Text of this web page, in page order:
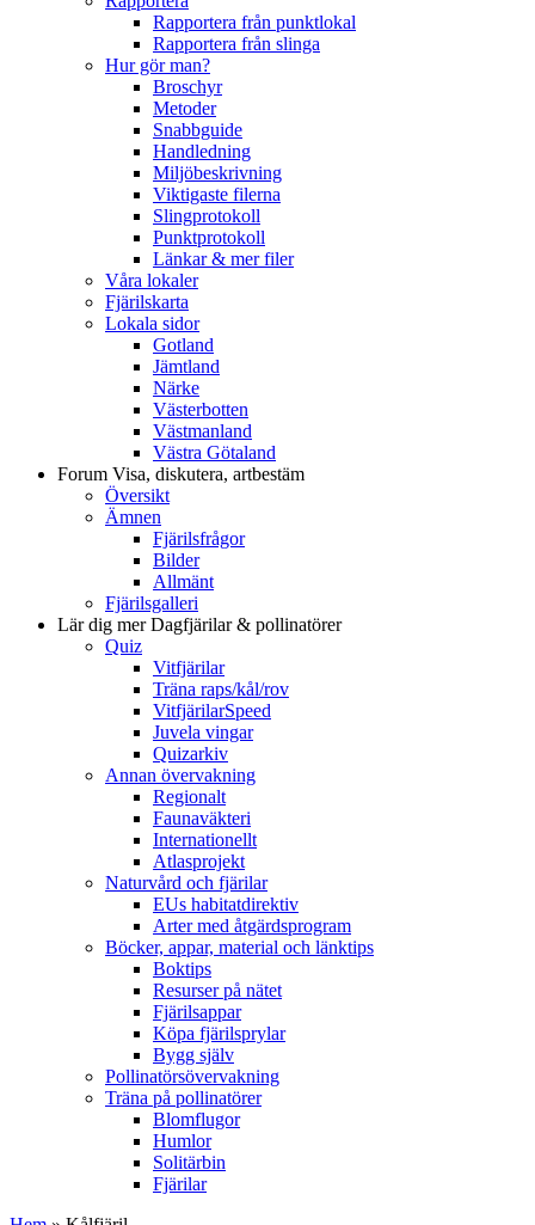
Rapportera från punktlokal
Rapportera från slinga
Hur gör man?
Broschyr
Metoder
Snabbguide
Handledning
Miljöbeskrivning
Viktigaste filerna
Slingprotokoll
Punktprotokoll
Länkar & mer filer
Våra lokaler
Fjärilskarta
Lokala sidor
Gotland
Jämtland
Närke
Västerbotten
Västmanland
Västra Götaland
Forum Visa, diskutera, artbestäm
Översikt
Ämnen
Fjärilsfrågor
Bilder
Allmänt
Fjärilsgalleri
Lär dig merDagfjärilar & pollinatörer
Quiz
Vitfjärilar
Träna raps/kål/rov
VitfjärilarSpeed
Juvela vingar
Quizarkiv
Annan övervakning
Regionalt
Faunaväkteri
Internationellt
Atlasprojekt
Naturvård och fjärilar
EUs habitatdirektiv
Arter med åtgärdsprogram
Böcker, appar, material och länktips
Boktips
Resurser på nätet
Fjärilsappar
Köpa fjärilsprylar
Bygg själv
Pollinatörsövervakning
Träna på pollinatörer
Blomflugor
Humlor
Solitärbin
Fjärilar